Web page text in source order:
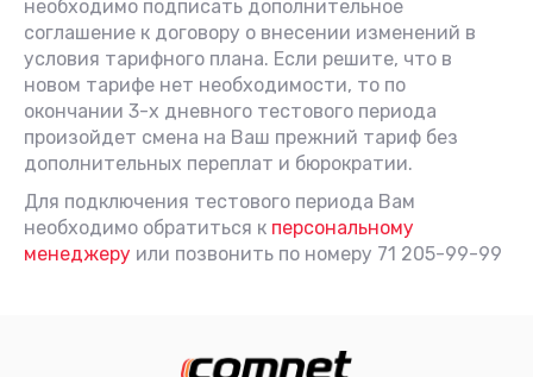
необходимо подписать дополнительное
соглашение к договору о внесении изменений в
условия тарифного плана. Если решите, что в
новом тарифе нет необходимости, то по
окончании 3-х дневного тестового периода
произойдет смена на Ваш прежний тариф без
дополнительных переплат и бюрократии.
Для подключения тестового периода Вам
необходимо обратиться к персональному
менеджеру или позвонить по номеру 71 205-99-99